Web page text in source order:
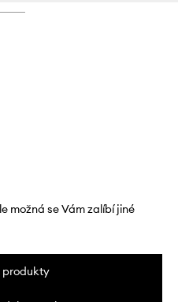
možná se Vám zalíbí jiné
produkty